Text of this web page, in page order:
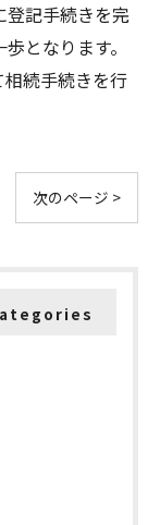
登記手続きを完
となります。
続手続きを行
次のページ >